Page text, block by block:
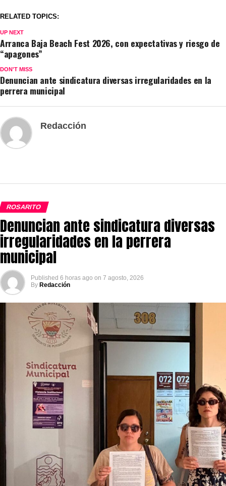
RELATED TOPICS:
UP NEXT
Arranca Baja Beach Fest 2026, con expectativas y riesgo de
“apagones”
DON'T MISS
Denuncian ante sindicatura diversas irregularidades en la
perrera municipal
Redacción
ROSARITO
Denuncian ante sindicatura diversas
irregularidades en la perrera
municipal
Published 6 horas ago on 7 agosto, 2026
By Redacción